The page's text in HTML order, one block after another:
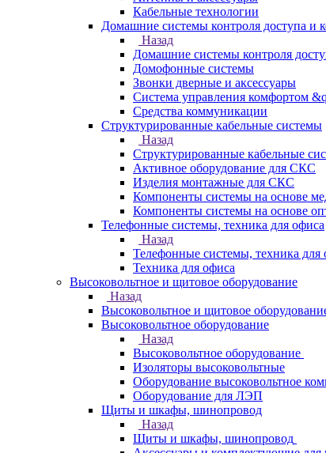
Кабельные технологии
Домашние системы контроля доступа и
Назад
Домашние системы контроля
Домофонные системы
Звонки дверные и аксессуары
Система управления комфортом
Средства коммуникации
Структурированные кабельные системы
Назад
Структурированные кабельные
Активное оборудование для СКС
Изделия монтажные для СКС
Компоненты системы на основе
Компоненты системы на основе
Телефонные системы, техника для офиса
Назад
Телефонные системы, техника для
Техника для офиса
Высоковольтное и щитовое оборудование
Назад
Высоковольтное и щитовое
Высоковольтное оборудование
Назад
Высоковольтное оборудование
Изоляторы высоковольтные
Оборудование высоковольтное
Оборудование для ЛЭП
Щиты и шкафы, шинопровод
Назад
Щиты и шкафы, шинопровод